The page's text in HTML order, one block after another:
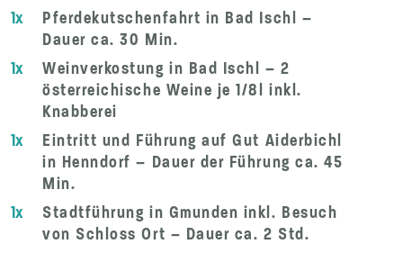
1x
Pferdekutschenfahrt in Bad Ischl –
Dauer ca. 30 Min.
1x
Weinverkostung in Bad Ischl – 2
österreichische Weine je 1/8l inkl.
Knabberei
1x
Eintritt und Führung auf Gut Aiderbichl
in Henndorf – Dauer der Führung ca. 45
Min.
1x
Stadtführung in Gmunden inkl. Besuch
von Schloss Ort – Dauer ca. 2 Std.